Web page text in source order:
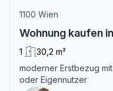
1100 Wien
Wohnung kaufen
1
30,2 m²
moderner Erstbezug
oder Eigennutzer